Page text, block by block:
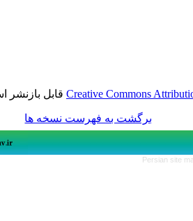
Creativeقابل بازنشر است.
به فهرست نسخه ها